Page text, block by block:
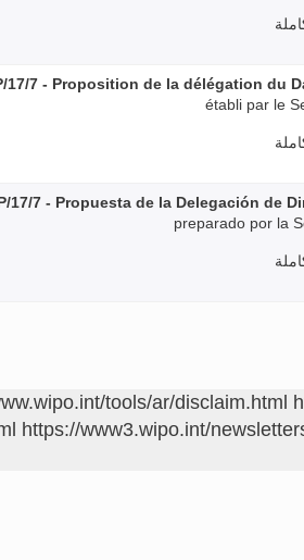
17/7 - Proposition de la délégation du
établi par le
17/7 - Propuesta de la Delegación de
preparado por la
tools/ar/disclaim.html
https://www3.wipo.int/